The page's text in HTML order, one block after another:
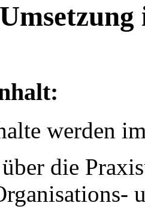
werden
die